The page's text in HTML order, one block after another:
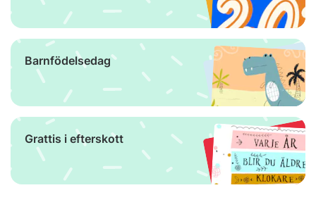
Barnfödelsedag
Grattis i efterskott